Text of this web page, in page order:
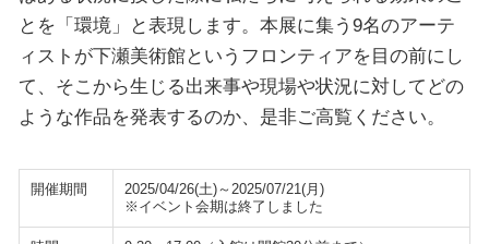
とを「環境」と表現します。本展に集う9名のアーテ
ィストが下瀬美術館というフロンティアを目の前にし
て、そこから生じる出来事や現場や状況に対してどの
ような作品を発表するのか、是非ご高覧ください。
開催期間
2025/04/26(土)～2025/07/21(月)
※イベント会期は終了しました